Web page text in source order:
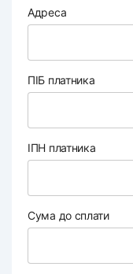
Адреса
ПІБ платника
ІПН платника
Сума до сплати